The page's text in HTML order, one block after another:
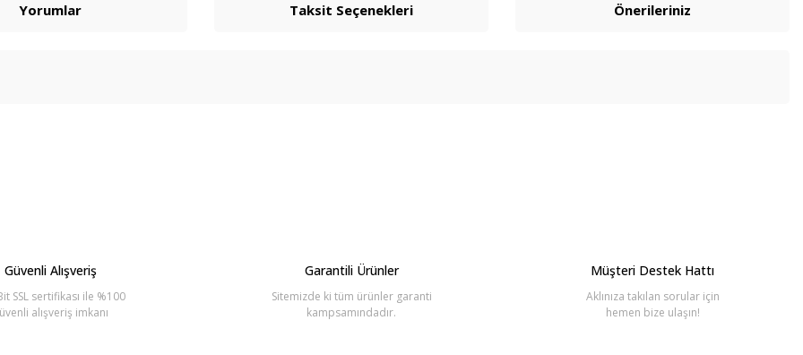
Yorumlar Taksit Seçenekleri Önerileriniz
Güvenli Alışveriş
SSL sertifikası ile %100
alışveriş imkanı
Garantili Ürünler
Sitemizde ki tüm ürünler garanti
kampsamındadır.
Müşteri Destek Hattı
Aklınıza takılan sorular için
hemen bize ulaşın!